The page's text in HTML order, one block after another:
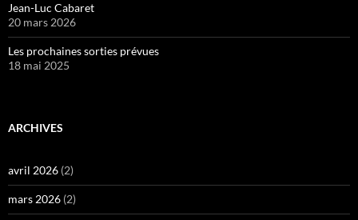
Jean-Luc Cabaret
20 mars 2026
Les prochaines sorties prévues
18 mai 2025
ARCHIVES
avril 2026 (2)
mars 2026 (2)